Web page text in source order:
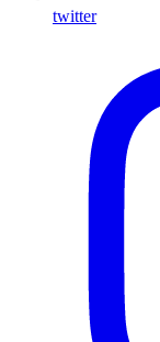
twitter